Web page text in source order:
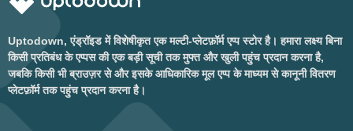
Uptodown, एंड्रॉइड में विशेषीकृत एक मल्टी-प्लेटफ़ॉर्म एप्प स्टोर है। हमारा लक्ष्य बिना
किसी प्रतिबंध के एप्पस की एक बड़ी सूची तक मुफ्त और खुली पहुंच प्रदान करना है,
जबकि किसी भी ब्राउज़र से और इसके आधिकारिक मूल एप्प के माध्यम से कानूनी वितरण
प्लेटफ़ॉर्म तक पहुंच प्रदान करना है।